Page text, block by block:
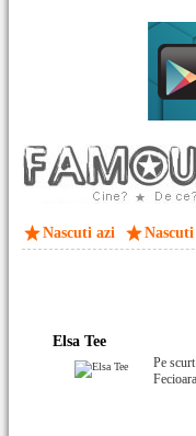
Nascuti azi
Elsa Tee
Pe